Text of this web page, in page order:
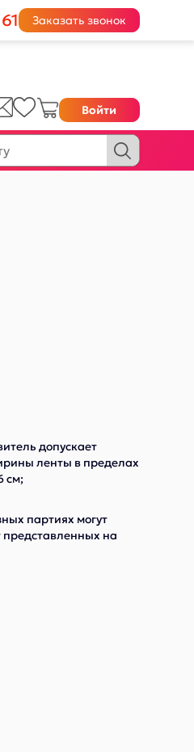
Заказать звонок
Войти
допускает
ленты в пределах
см;
партиях могут
представленных на